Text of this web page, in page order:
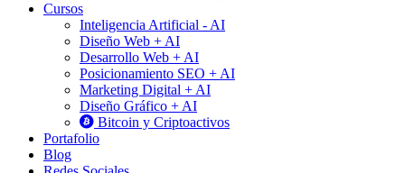
Cursos
Inteligencia Artificial - AI
Diseño Web + AI
Desarrollo Web + AI
Posicionamiento SEO + AI
Marketing Digital + AI
Diseño Gráfico + AI
Bitcoin y Criptoactivos
Portafolio
Blog